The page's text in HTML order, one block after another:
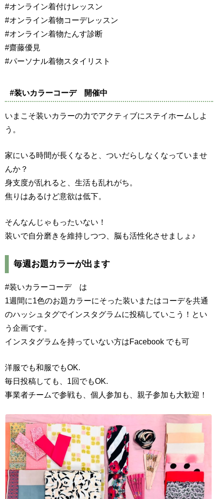
#オンライン着付けレッスン
#オンライン着物コーデレッスン
#オンライン着物たんす診断
#齋藤優見
#パーソナル着物スタイリスト
#装いカラーコーデ 開催中
いまこそ装いカラーの力でアクティブにステイホームしよ
う。
家にいる時間が長くなると、ついだらしなくなっていませ
んか？
身支度が乱れると、生活も乱れがち。
焦りはあるけど意欲は低下。
そんなんじゃもったいない！
装いで自分磨きを維持しつつ、脳も活性化させましょ♪
毎週お題カラーが出ます
#装いカラーコーデ は
1週間に1色のお題カラーにそった装いまたはコーデを共通
のハッシュタグでインスタグラムに投稿していこう！とい
う企画です。
インスタグラムを持っていない方はFacebook でも可
洋服でも和服でもOK.
毎日投稿しても、1回でもOK.
事業者チームで参戦も、個人参加も、親子参加も大歓迎！